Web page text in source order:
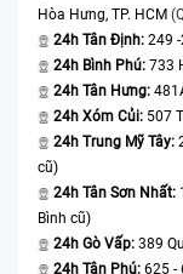
Hòa Hưng, TP. HCM
24h Tân Định: 249
24h Bình Phú: 733
24h Tân Hưng:
24h Xóm Củi: 507
24h Trung Mỹ Tây:
cũ)
24h Tân Sơn Nhất:
Bình cũ)
24h Gò Vấp: 389
24h Tân Phú: 625 -